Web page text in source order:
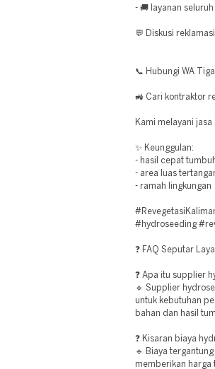
- 🚚 layanan
💬 Diskusi
📞 Hubungi WA
🚜 Cari kontraktor
Kami melayani
✨ Keunggulan:
- hasil cepat
- area luas
- ramah lingkungan
#hydroseeding
❓ FAQ Seputar
❓ Apa itu supplier
🔹 Supplier
untuk kebutuhan
bahan dan hasil
❓ Kisaran biaya
🔹 Biaya
memberikan harga